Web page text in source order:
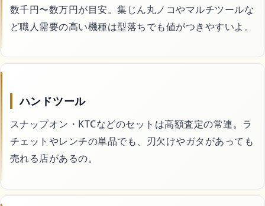
コスメ・美容
ドライヤー
シャンプー
数千円〜数万円が目安。集じん丸ノコやマルチツールな
ど職人需要の高い機種は型落ちでも値がつきやすいよ。
ハンドツール
スナップオン・KTCなどのセットは高額査定の常連。ラ
チェットやレンチの単品でも、刃欠けやガタがあっても
売れる店があるの。